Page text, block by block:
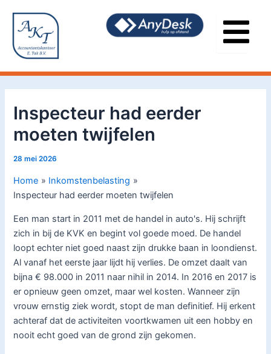
inhoud
Inspecteur had eerder
moeten twijfelen
28 mei 2026
Home
Inkomstenbelasting
Inspecteur had eerder moeten twijfelen
Een man start in 2011 met de handel in auto's. Hij schrijft
zich in bij de KVK en begint vol goede moed. De handel
loopt echter niet goed naast zijn drukke baan in loondienst.
Al vanaf het eerste jaar lijdt hij verlies. De omzet daalt van
bijna € 98.000 in 2011 naar nihil in 2014. In 2016 en 2017 is
er opnieuw geen omzet, maar wel kosten. Wanneer zijn
vrouw ernstig ziek wordt, stopt de man definitief. Hij erkent
achteraf dat de activiteiten voortkwamen uit een hobby en
nooit echt goed van de grond zijn gekomen.
navigatie